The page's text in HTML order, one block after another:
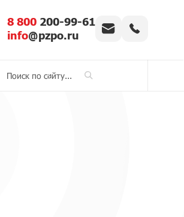
8 800 200-99-61
info@pzpo.ru